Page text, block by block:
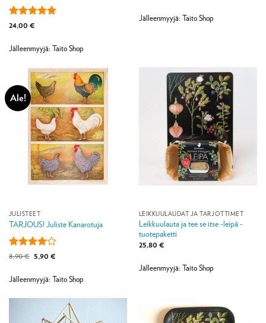
Arvostelu
/ 5
24,00 €
Jälleenmyyjä: Taito Shop
Jälleenmyyjä: Taito Shop
Ale!
JULISTEET
TARJOUS! Juliste Kanarotuja
Arvostelu
4 / 5
8,90€ Alkuperäinen
hinta
8,90 €.
5,90 €Nykyinen
5,90 €.
Jälleenmyyjä: Taito Shop
LEIKKUULAUDAT JA TARJOTTIMET
Leikkuulauta ja tee se itse -leipä -
tuotepaketti
25,80 €
Jälleenmyyjä: Taito Shop